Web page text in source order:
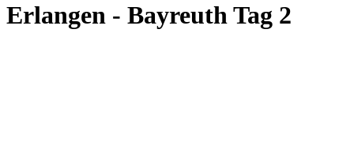
Erlangen - Bayreuth Tag 2